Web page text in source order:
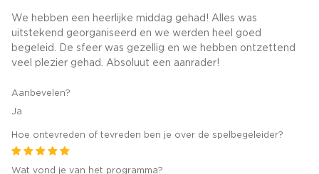
We hebben een heerlijke middag gehad! Alles was
uitstekend georganiseerd en we werden heel goed
begeleid. De sfeer was gezellig en we hebben ontzettend
veel plezier gehad. Absoluut een aanrader!
Aanbevelen?
Ja
Hoe ontevreden of tevreden ben je over de spelbegeleider?
Wat vond je van het programma?